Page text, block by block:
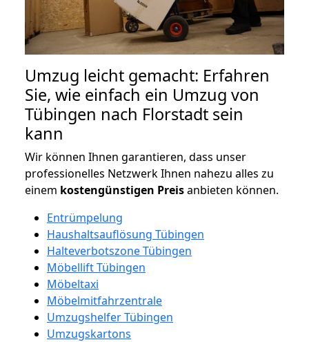
Umzug leicht gemacht: Erfahren
Sie, wie einfach ein Umzug von
Tübingen nach Florstadt sein
kann
Wir können Ihnen garantieren, dass unser
professionelles Netzwerk Ihnen nahezu alles zu
einem kostengünstigen Preisanbieten können.
Entrümpelung
Haushaltsauflösung Tübingen
Halteverbotszone Tübingen
Möbellift Tübingen
Möbeltaxi
Möbelmitfahrzentrale
Umzugshelfer Tübingen
Umzugskartons